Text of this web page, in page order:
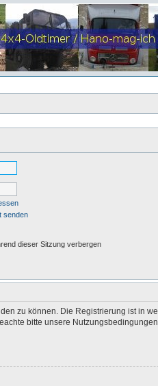
senden
dieser Sitzung verbergen
zu können. Die Registrierung ist in
bitte unsere